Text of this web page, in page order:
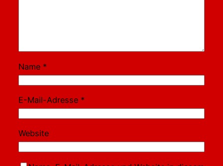
Name *
E-Mail-Adresse *
Website